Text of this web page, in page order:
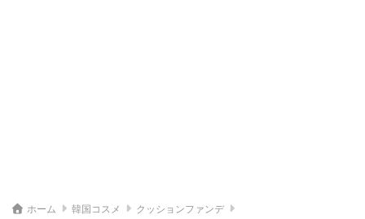
ホーム 韓国コスメ クッションファンデ